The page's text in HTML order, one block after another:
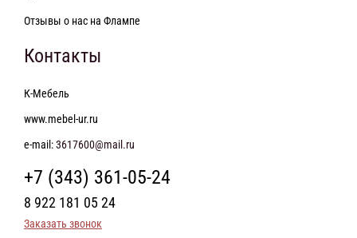
Отзывы о нас на Флампе
Контакты
К-Мебель
www.mebel-ur.ru
e-mail:3617600@mail.ru
+7 (343) 361-05-24
8 922 181 05 24
Заказать звонок